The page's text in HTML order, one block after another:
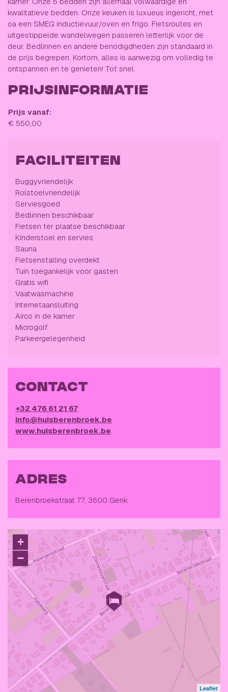
kwalitatieve bedden. Onze keuken is luxueus ingericht, met
oa een SMEG inductievuur/oven en frigo. Fietsroutes en
uitgestippelde wandelwegen passeren letterlijk voor de
deur. Bedlinnen en andere benodigdheden zijn standaard in
de prijs begrepen. Kortom, alles is aanwezig om volledig te
ontspannen en te genieten! Tot snel.
PRIJSINFORMATIE
Prijs vanaf:
€ 550,00
FACILITEITEN
Buggyvriendelijk
Rolstoelvriendelijk
Serviesgoed
Bedlinnen beschikbaar
Fietsen ter plaatse beschikbaar
Kinderstoel en servies
Sauna
Fietsenstalling overdekt
Tuin toegankelijk voor gasten
Gratis wifi
Vaatwasmachine
Internetaansluiting
Airco in de kamer
Microgolf
Parkeergelegenheid
CONTACT
+32 476 61 21 67
info@huisberenbroek.be
www.huisberenbroek.be
ADRES
Berenbroekstraat 77, 3600 Genk
+
−
Leaflet